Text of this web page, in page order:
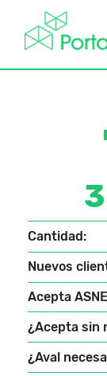
Cantidad:
Nuevos
Acepta
¿Acepta sin
¿Aval